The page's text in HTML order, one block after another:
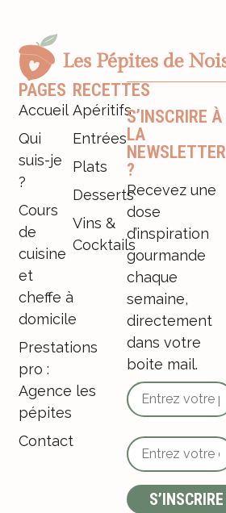
PAGES
Accueil
Qui
suis-je
?
Cours
de
cuisine
et
cheffe à
domicile
Prestations
pro :
Agence les
pépites
Contact
RECETTES
Apéritifs
Entrées
Plats
Desserts
Vins &
Cocktails
S’INSCRIRE À
LA
NEWSLETTER
?
Recevez une
dose
d’inspiration
gourmande
chaque
semaine,
directement
dans votre
boite mail.